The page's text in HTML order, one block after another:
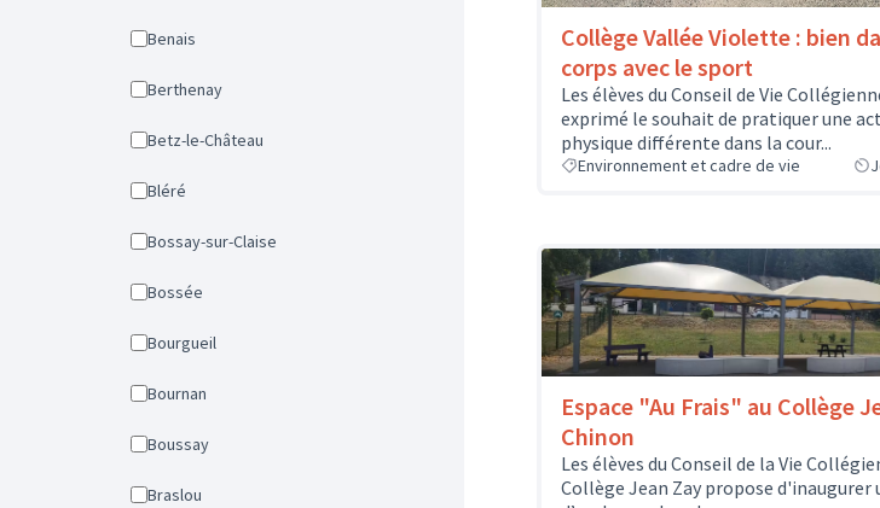
Benais
Berthenay
Betz-le-Château
Bléré
Bossay-sur-Claise
Bossée
Bourgueil
Bournan
Boussay
Braslou
Collège Vallée Violette : bien
corps avec le sport
Les élèves du Conseil de Vie
exprimé le souhait de pratiquer une
physique différente dans la cour...
Environnement et cadre de vie
Espace "Au Frais" au Collège
Chinon
Les élèves du Conseil de la Vie
Collège Jean Zay propose d'inaugurer